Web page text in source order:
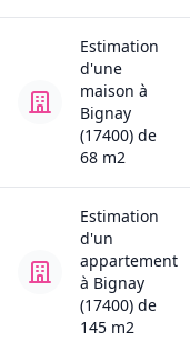
Estimation
d'une
maison à
Bignay
(17400) de
68 m2
Estimation
d'un
appartement
à Bignay
(17400) de
145 m2